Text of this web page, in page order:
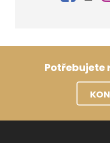
Potřebujete